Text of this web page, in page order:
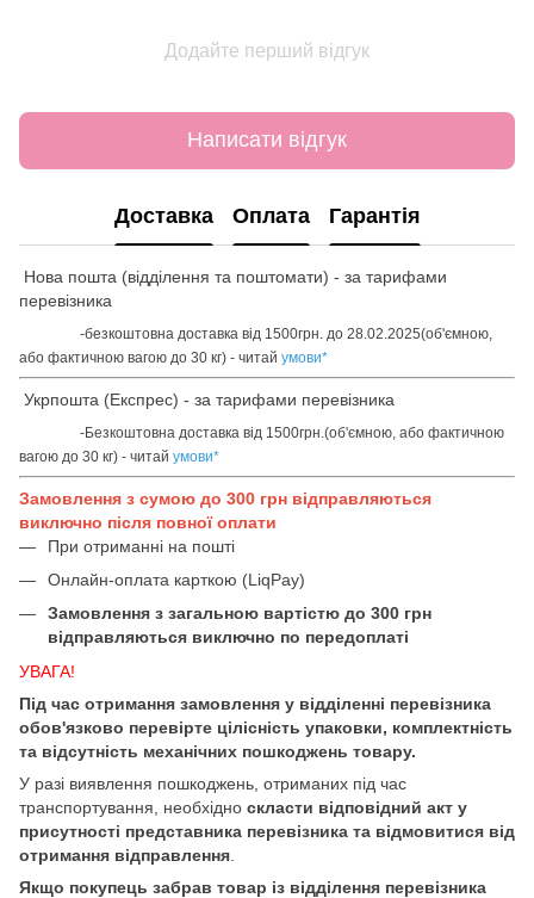
Додайте перший відгук
Написати відгук
Доставка Оплата Гарантія
Нова пошта (відділення та поштомати) - за тарифами
перевізника
-безкоштовна доставка від 1500грн. до 28.02.2025(об'ємною,
або фактичною вагою до 30 кг) - читай умови*
Укрпошта (Експрес) - за тарифами перевізника
-Безкоштовна доставка від 1500грн.(об'ємною, або фактичною
вагою до 30 кг) - читай умови*
Замовлення з сумою до 300 грн відправляються
виключно після повної оплати
При отриманні на пошті
Онлайн-оплата карткою (LiqPay)
Замовлення з загальною вартістю до 300 грн
відправляються виключно по передоплаті
УВАГА!
Під час отримання замовлення у відділенні перевізника
обов'язково перевірте цілісність упаковки, комплектність
та відсутність механічних пошкоджень товару.
У разі виявлення пошкоджень, отриманих під час
транспортування, необхідно скласти відповідний акт у
присутності представника перевізника та відмовитися від
отримання відправлення
Якщо покупець забрав товар із відділення перевізника